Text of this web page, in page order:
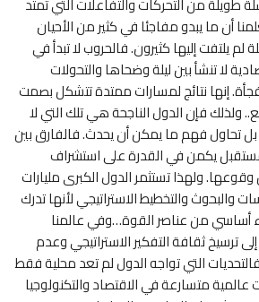
أن ما يبدو مفاجئا في كثير من الأحيان
يلتفت إليها كثيرون. فالحروب لا تبدأ في
لا تنشأ بين ليلة وضحاها والتحولات
فجأة. إنها نتائج لمسارات ممتدة تتشكل بصمت
ولذلك فإن الدول الناجحة هي تلك التي لا
تحاول فهم ما يمكن أن يحدث. فالفارق بين
يكمن في القدرة على استشراف
وقوعها. ولهذا تستثمر الدول الكبرى مليارات
والبحوث والتخطيط الاستراتيجي لأنها تدرك
أساسي من عناصر القوة…وفي عالمنا
ترسيخ ثقافة التفكير الاستراتيجي وعدم
التي تواجه الدول لم تعد محلية فقط
متسارعة في الاقتصاد والتكنولوجيا